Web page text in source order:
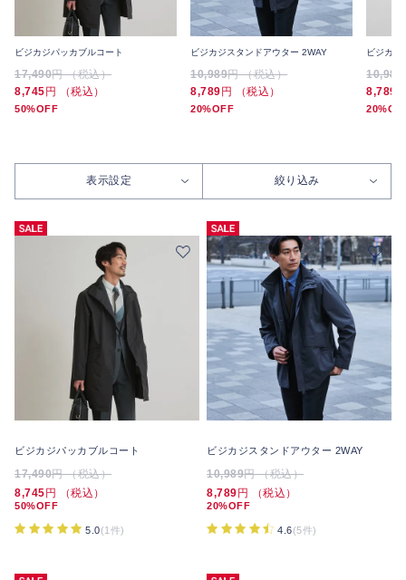
ビジカジパッカブルコート
17,490円 （税込）
8,745 円 （税込）
50%OFF
ビジカジスタンドアウター 2WAY
10,989円 （税込）
8,789 円 （税込）
20%OFF
ビジカジ
10,989
8,789
表示設定 絞り込み
ビジカジパッカブルコート
17,490円 （税込）
8,745 円 （税込）
50%OFF
5.0(1件)
ビジカジスタンドアウター 2WAY
10,989円 （税込）
8,789 円 （税込）
20%OFF
4.6(5件)